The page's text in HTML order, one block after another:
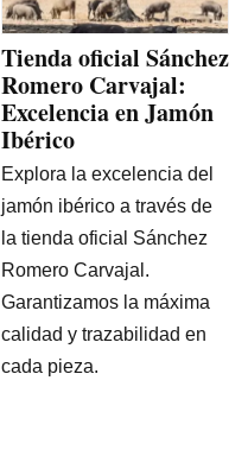
Tienda oficial Sánchez
Romero Carvajal:
Excelencia en Jamón
Ibérico
Explora la excelencia del
jamón ibérico a través de
la tienda oficial Sánchez
Romero Carvajal.
Garantizamos la máxima
calidad y trazabilidad en
cada pieza.